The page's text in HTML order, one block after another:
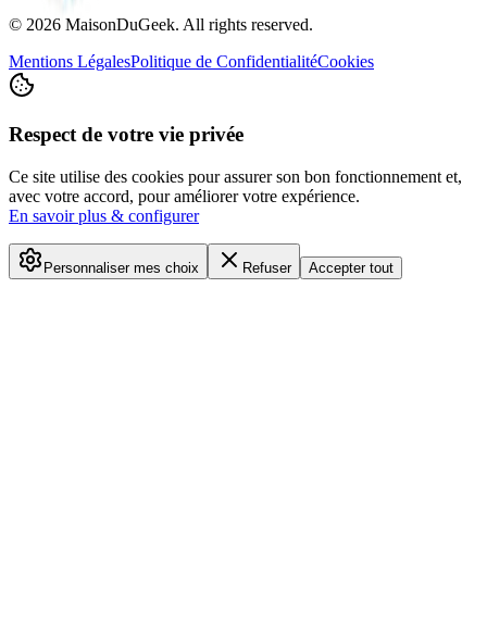
© 2026 MaisonDuGeek. All rights reserved.
Mentions LégalesPolitique de ConfidentialitéCookies
Respect de votre vie privée
Ce site utilise des cookies pour assurer son bon fonctionnement et,
avec votre accord, pour améliorer votre expérience.
En savoir plus & configurer
Personnaliser mes choix Refuser Accepter tout